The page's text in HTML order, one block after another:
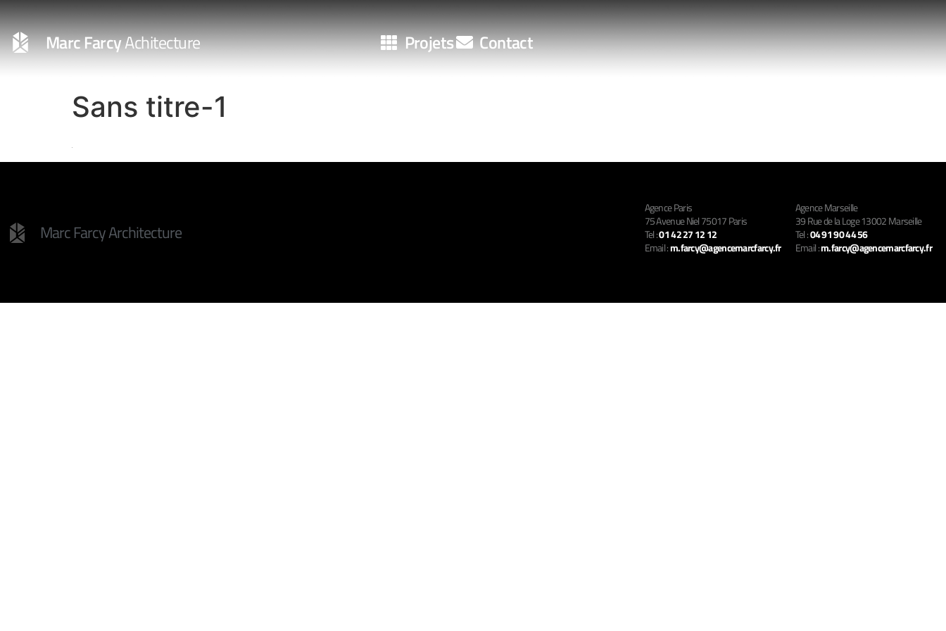
Marc FarcyAchitecture Projets Contact
Sans titre-1
Marc Farcy Architecture
Agence Paris
75 Avenue Niel 75017 Paris
Tel :01 42 27 12 12
Email :m.farcy@agencemarcfarcy.fr
Agence Marseille
39 Rue de la Loge 13002 Marseille
Tel :04 91 90 44 56
Email :m.farcy@agencemarcfarcy.fr